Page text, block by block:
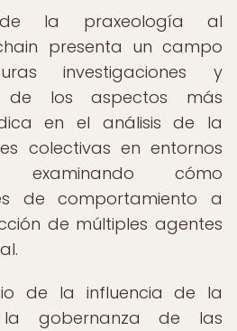
la praxeología al
presenta un campo
investigaciones y
de los aspectos más
en el análisis de la
colectivas en entornos
examinando cómo
de comportamiento a
de múltiples agentes
de la influencia de la
gobernanza de las